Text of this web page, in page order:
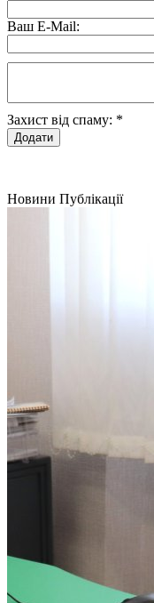
Ваш E-Mail:
Захист від спаму: *
Новини Публікації